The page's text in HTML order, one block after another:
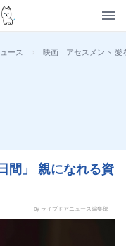
ース > 映画「アセスメント 愛
間」 親になれる資
by ライブドアニュース編集部